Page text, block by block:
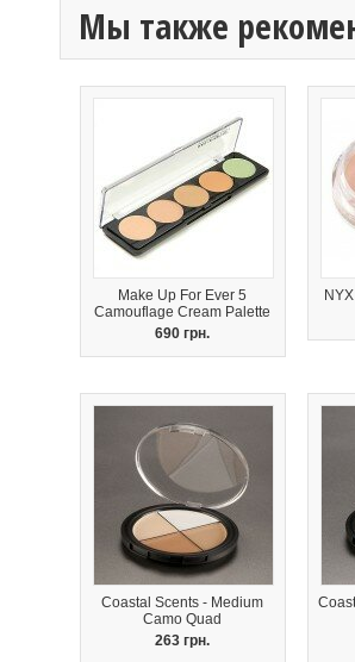
Мы также
Make Up For Ever 5
Camouflage Cream Palette
690 грн.
Coastal Scents - Medium
Camo Quad
263 грн.